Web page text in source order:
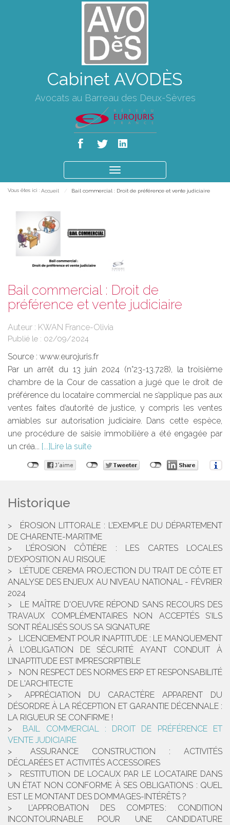
Cabinet AVODÈS
Avocats au Barreau des Deux-Sèvres
le
Vous êtes ici : Accueil Bail commercial : Droit de préférence et vente judiciaire
Bail commercial : Droit de
préférence et vente judiciaire
Auteur : KWAN France-Olivia
Publié le : 02/09/2024
Source : www.eurojuris.fr
Par un arrêt du 13 juin 2024 (n°23-13.728), la troisième
chambre de la Cour de cassation a jugé que le droit de
préférence du locataire commercial ne s’applique pas aux
ventes faites d’autorité de justice, y compris les ventes
amiables sur autorisation judiciaire. Dans cette espèce,
une procédure de saisie immobilière a été engagée par
un créa...
Lire la suite
Historique
ÉROSION LITTORALE : L’EXEMPLE DU DÉPARTEMENT
DE CHARENTE-MARITIME
L’ÉROSION CÔTIÈRE : LES CARTES LOCALES
D’EXPOSITION AU RISQUE
L’ÉTUDE CEREMA PROJECTION DU TRAIT DE CÔTE ET
ANALYSE DES ENJEUX AU NIVEAU NATIONAL - FÉVRIER
2024
LE MAÎTRE D'OEUVRE RÉPOND SANS RECOURS DES
TRAVAUX COMPLÉMENTAIRES NON ACCEPTÉS S'ILS
SONT RÉALISÉS SOUS SA SIGNATURE
LICENCIEMENT POUR INAPTITUDE : LE MANQUEMENT
À L’OBLIGATION DE SÉCURITÉ AYANT CONDUIT À
L’INAPTITUDE EST IMPRESCRIPTIBLE
NON RESPECT DES NORMES ERP ET RESPONSABILITÉ
DE L'ARCHITECTE
APPRÉCIATION DU CARACTÈRE APPARENT DU
DÉSORDRE À LA RÉCEPTION ET GARANTIE DÉCENNALE :
LA RIGUEUR SE CONFIRME !
BAIL COMMERCIAL : DROIT DE PRÉFÉRENCE ET
VENTE JUDICIAIRE
ASSURANCE CONSTRUCTION : ACTIVITÉS
DÉCLARÉES ET ACTIVITÉS ACCESSOIRES
RESTITUTION DE LOCAUX PAR LE LOCATAIRE DANS
UN ÉTAT NON CONFORME À SES OBLIGATIONS : QUEL
EST LE MONTANT DES DOMMAGES-INTÉRÊTS ?
L’APPROBATION DES COMPTES : CONDITION
INCONTOURNABLE POUR UNE CANDIDATURE